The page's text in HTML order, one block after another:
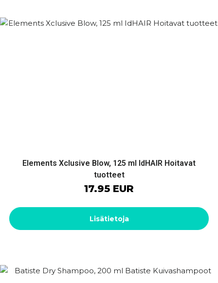
Elements Xclusive Blow, 125 ml IdHAIR Hoitavat
tuotteet
17.95 EUR
Lisätietoja